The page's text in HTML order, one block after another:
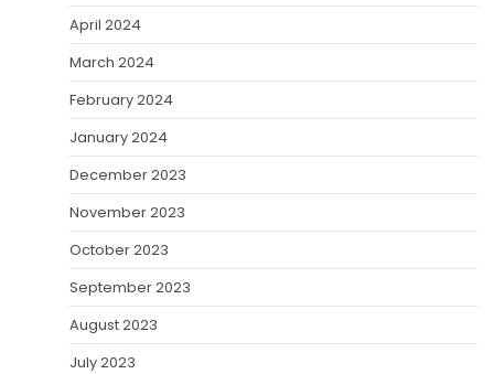
April 2024
March 2024
February 2024
January 2024
December 2023
November 2023
October 2023
September 2023
August 2023
July 2023